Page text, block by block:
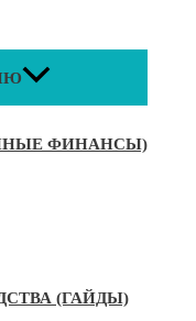
ФИНАНСЫ)
(ГАЙДЫ)